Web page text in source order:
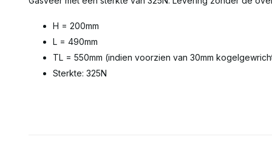
H = 200mm
L = 490mm
TL = 550mm (indien voorzien van 30mm
Sterkte: 325N